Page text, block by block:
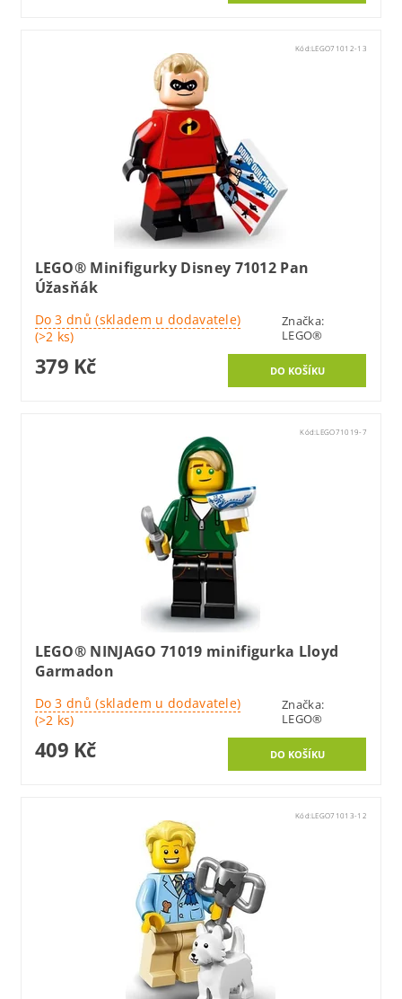
Kód:LEGO71012-13
LEGO® Minifigurky Disney 71012 Pan
Úžasňák
Do 3 dnů (skladem u dodavatele)
(>2 ks)
Značka:
LEGO®
379 Kč
Kód:LEGO71019-7
LEGO® NINJAGO 71019 minifigurka Lloyd
Garmadon
Do 3 dnů (skladem u dodavatele)
(>2 ks)
Značka:
LEGO®
409 Kč
Kód:LEGO71013-12